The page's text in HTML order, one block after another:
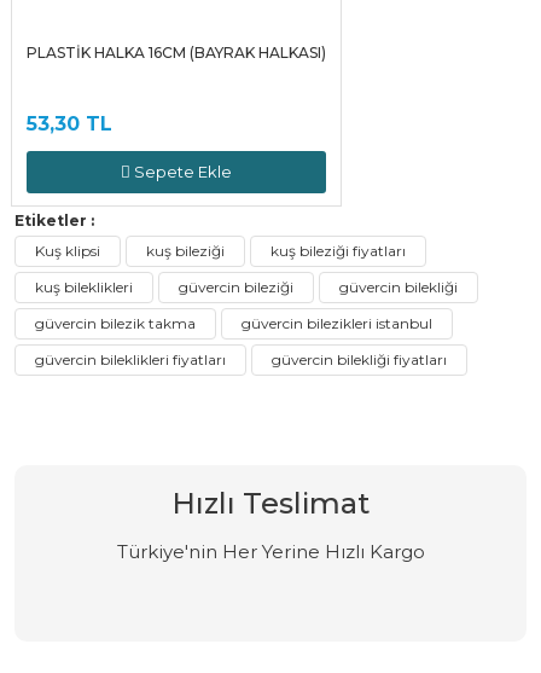
PLASTİK HALKA 16CM (BAYRAK HALKASI)
53,30 TL
Sepete Ekle
Etiketler :
Kuş klipsi
kuş bileziği
kuş bileziği fiyatları
kuş bileklikleri
güvercin bileziği
güvercin bilekliği
güvercin bilezik takma
güvercin bilezikleri istanbul
güvercin bileklikleri fiyatları
güvercin bilekliği fiyatları
Hızlı Teslimat
Türkiye'nin Her Yerine Hızlı Kargo